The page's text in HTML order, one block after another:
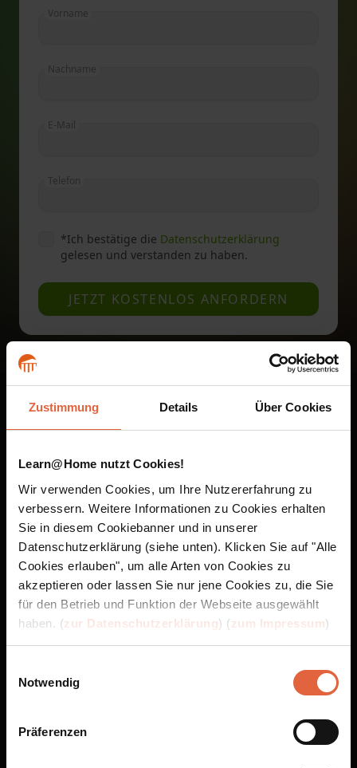
Zustimmung Details Über Cookies
Learn@Home nutzt Cookies!
Wir verwenden Cookies, um Ihre Nutzererfahrung zu
verbessern. Weitere Informationen zu Cookies erhalten
Sie in diesem Cookiebanner und in unserer
Datenschutzerklärung (siehe unten). Klicken Sie auf "Alle
Cookies erlauben", um alle Arten von Cookies zu
akzeptieren oder lassen Sie nur jene Cookies zu, die Sie
für den Betrieb und Funktion der Webseite ausgewählt
haben. (zur Datenschutzerklärung) (zum Impressum)
Notwendig
Präferenzen
Vorname
Nachname
E-Mail
Telefon
*Ich bestätige die Datenschutzerklärung
gelesen und verstanden zu haben.
JETZT KOSTENLOS ANFORDERN
Unsere Fernstudien sind
auf dem Smartphone und
im Browser verfügbar
App Store ist eine Marke von Apple Inc., eingetragen in den USA und anderen Ländern
und Regionen. Google Play und das Google Play-Logo sind Marken von Google LLC.